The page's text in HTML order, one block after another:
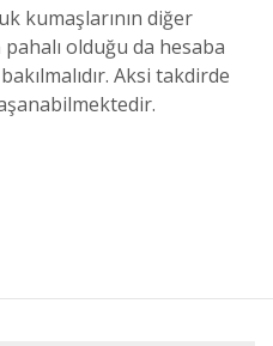
kumaşlarının diğer
olduğu da hesaba
Aksi takdirde